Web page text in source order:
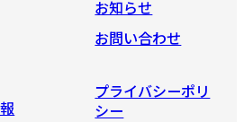
お知らせ
お問い合わせ
プライバシーポリ
シー